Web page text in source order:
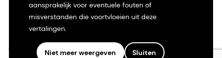
aansprakelijk voor eventuele fouten of
misverstanden die voortvloeien uit deze
vertalingen.
Niet meer weergeven Sluiten
Privacyverklaring
Gebruiksvoorwaarden